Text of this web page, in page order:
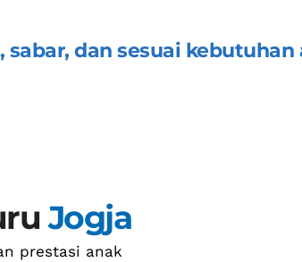
dan sesuai kebutuhan
Jogja
prestasi anak